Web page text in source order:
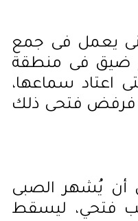
يعمل فى جمع
ضيق فى منطقة
اعتاد سماعها،
فرفض فتحى ذلك
أن يُشهر الصبى
فتحي، ليسقط